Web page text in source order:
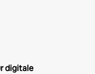
digitale